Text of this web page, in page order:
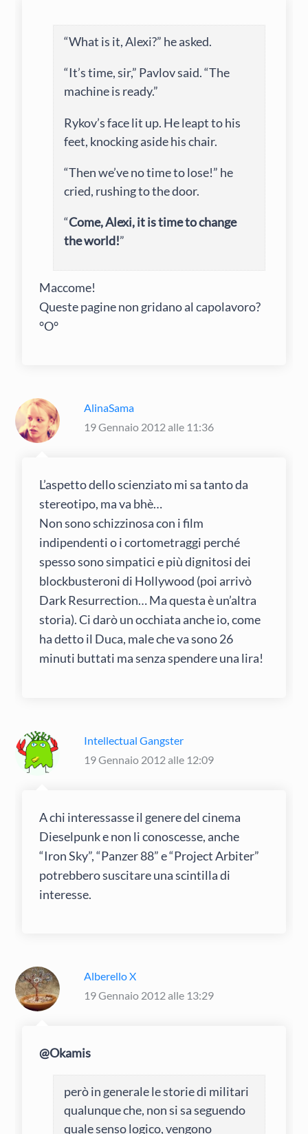
“What is it, Alexi?” he asked.
“It’s time, sir,” Pavlov said. “The
machine is ready.”
Rykov’s face lit up. He leapt to his
feet, knocking aside his chair.
“Then we’ve no time to lose!” he
cried, rushing to the door.
“Come, Alexi, it is time to change
the world!”
Maccome!
Queste pagine non gridano al capolavoro?
°O°
AlinaSama
19 Gennaio 2012 alle 11:36
L’aspetto dello scienziato mi sa tanto da
stereotipo, ma va bhè…
Non sono schizzinosa con i film
indipendenti o i cortometraggi perché
spesso sono simpatici e più dignitosi dei
blockbusteroni di Hollywood (poi arrivò
Dark Resurrection… Ma questa è un’altra
storia). Ci darò un occhiata anche io, come
ha detto il Duca, male che va sono 26
minuti buttati ma senza spendere una lira!
Intellectual Gangster
19 Gennaio 2012 alle 12:09
A chi interessasse il genere del cinema
Dieselpunk e non li conoscesse, anche
“Iron Sky”, “Panzer 88” e “Project Arbiter”
potrebbero suscitare una scintilla di
interesse.
Alberello X
19 Gennaio 2012 alle 13:29
@Okamis
però in generale le storie di militari
qualunque che, non si sa seguendo
quale senso logico, vengono